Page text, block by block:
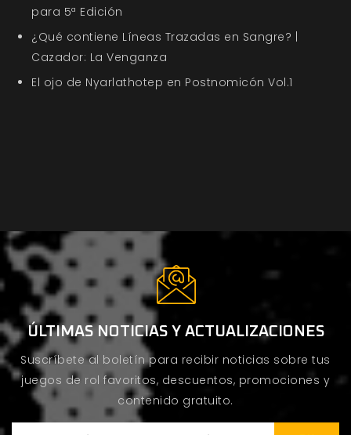
para 5ª Edición
¿Qué contiene Líneas Trazadas en Sangre? |
Cazador: La Venganza
El ojo de Nyarlathotep en Postnomicón Vol.1
ÚLTIMAS NOTICIAS Y ACTUALIZACIONES
Suscríbete al boletín para recibir noticias sobre tus
juegos de rol favoritos, descuentos, promociones y
contenido gratuito.